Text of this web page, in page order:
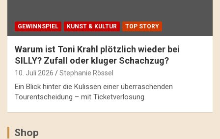
GEWINNSPIEL KUNST & KULTUR TOP STORY
Warum ist Toni Krahl plötzlich wieder bei
SILLY? Zufall oder kluger Schachzug?
10. Juli 2026 Stephanie Rössel
Ein Blick hinter die Kulissen einer überraschenden
Tourentscheidung – mit Ticketverlosung.
Shop